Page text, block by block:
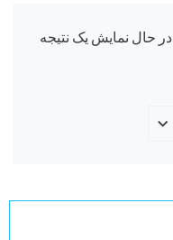
در حال نمایش یک نتیجه